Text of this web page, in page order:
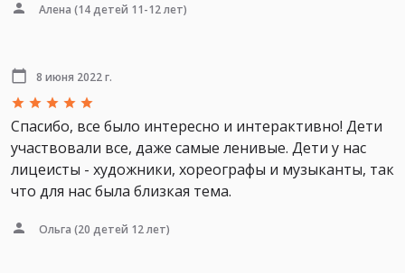
Алена (14 детей 11-12 лет)
8 июня 2022 г.
Спасибо, все было интересно и интерактивно! Дети
участвовали все, даже самые ленивые. Дети у нас
лицеисты - художники, хореографы и музыканты, так
что для нас была близкая тема.
Ольга (20 детей 12 лет)